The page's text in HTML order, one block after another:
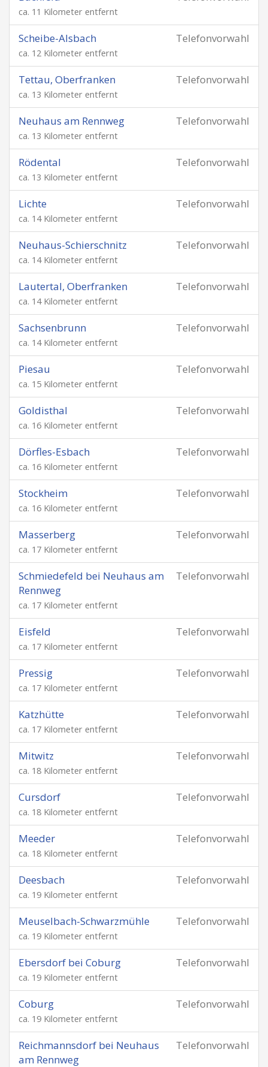
ca. 11 Kilometer entfernt
Telefonvorwahl
Scheibe-Alsbach
ca. 12 Kilometer entfernt
Telefonvorwahl
Tettau, Oberfranken
ca. 13 Kilometer entfernt
Telefonvorwahl
Neuhaus am Rennweg
ca. 13 Kilometer entfernt
Telefonvorwahl
Rödental
ca. 13 Kilometer entfernt
Telefonvorwahl
Lichte
ca. 14 Kilometer entfernt
Telefonvorwahl
Neuhaus-Schierschnitz
ca. 14 Kilometer entfernt
Telefonvorwahl
Lautertal, Oberfranken
ca. 14 Kilometer entfernt
Telefonvorwahl
Sachsenbrunn
ca. 14 Kilometer entfernt
Telefonvorwahl
Piesau
ca. 15 Kilometer entfernt
Telefonvorwahl
Goldisthal
ca. 16 Kilometer entfernt
Telefonvorwahl
Dörfles-Esbach
ca. 16 Kilometer entfernt
Telefonvorwahl
Stockheim
ca. 16 Kilometer entfernt
Telefonvorwahl
Masserberg
ca. 17 Kilometer entfernt
Telefonvorwahl
Schmiedefeld bei Neuhaus am
Rennweg
ca. 17 Kilometer entfernt
Telefonvorwahl
Eisfeld
ca. 17 Kilometer entfernt
Telefonvorwahl
Pressig
ca. 17 Kilometer entfernt
Telefonvorwahl
Katzhütte
ca. 17 Kilometer entfernt
Telefonvorwahl
Mitwitz
ca. 18 Kilometer entfernt
Telefonvorwahl
Cursdorf
ca. 18 Kilometer entfernt
Telefonvorwahl
Meeder
ca. 18 Kilometer entfernt
Telefonvorwahl
Deesbach
ca. 19 Kilometer entfernt
Telefonvorwahl
Meuselbach-Schwarzmühle
ca. 19 Kilometer entfernt
Telefonvorwahl
Ebersdorf bei Coburg
ca. 19 Kilometer entfernt
Telefonvorwahl
Coburg
ca. 19 Kilometer entfernt
Telefonvorwahl
Reichmannsdorf bei Neuhaus
am Rennweg